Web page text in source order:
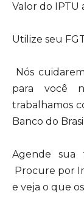
Valor do IPTU
Utilize seu
Nós
para você
trabalhamos
Banco do
Agende sua
Procure por
e veja o que